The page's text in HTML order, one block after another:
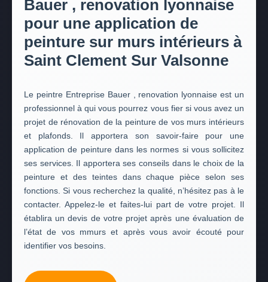
Bauer , renovation lyonnaise
pour une application de
peinture sur murs intérieurs à
Saint Clement Sur Valsonne
Le peintre Entreprise Bauer , renovation lyonnaise est un
professionnel à qui vous pourrez vous fier si vous avez un
projet de rénovation de la peinture de vos murs intérieurs
et plafonds. Il apportera son savoir-faire pour une
application de peinture dans les normes si vous sollicitez
ses services. Il apportera ses conseils dans le choix de la
peinture et des teintes dans chaque pièce selon ses
fonctions. Si vous recherchez la qualité, n’hésitez pas à le
contacter. Appelez-le et faites-lui part de votre projet. Il
établira un devis de votre projet après une évaluation de
l’état de vos mmurs et après vous avoir écouté pour
identifier vos besoins.